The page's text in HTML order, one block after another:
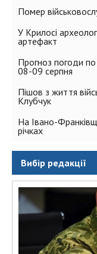
Помер
У Крилосі
артефакт
Прогноз погоди по
08-09 серпня
Пішов з життя
Клубчук
На Івано-
річках
Вибір редакції